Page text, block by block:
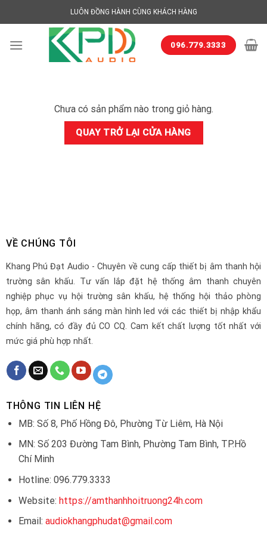
to
LUÔN ĐỒNG HÀNH CÙNG KHÁCH HÀNG
096.779.3333
Chưa có sản phẩm nào trong giỏ hàng.
QUAY TRỞ LẠI CỬA HÀNG
VỀ CHÚNG TÔI
Khang Phú Đạt Audio - Chuyên về cung cấp thiết bị âm thanh hội
trường sân khấu. Tư vấn lắp đặt hệ thống âm thanh chuyên
nghiệp phục vụ hội trường sân khấu, hệ thống hội thảo phòng
họp, âm thanh ánh sáng màn hình led với các thiết bị nhập khẩu
chính hãng, có đầy đủ CO CQ. Cam kết chất lượng tốt nhất với
mức giá phù hợp nhất.
THÔNG TIN LIÊN HỆ
MB: Số 8, Phố Hồng Đô, Phường Từ Liêm, Hà Nội
MN: Số 203 Đường Tam Bình, Phường Tam Bình, TP.Hồ
Chí Minh
Hotline: 096.779.3333
Website: https://amthanhhoitruong24h.com
Email: audiokhangphudat@gmail.com